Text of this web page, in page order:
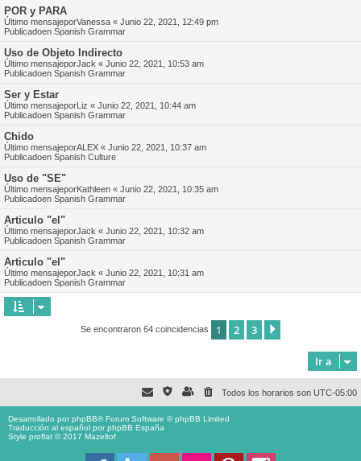
POR y PARA
Último mensajeporVanessa « Junio 22, 2021, 12:49 pm
Publicadoen Spanish Grammar
Uso de Objeto Indirecto
Último mensajeporJack « Junio 22, 2021, 10:53 am
Publicadoen Spanish Grammar
Ser y Estar
Último mensajeporLiz « Junio 22, 2021, 10:44 am
Publicadoen Spanish Grammar
Chido
Último mensajeporALEX « Junio 22, 2021, 10:37 am
Publicadoen Spanish Culture
Uso de "SE"
Último mensajeporKathleen « Junio 22, 2021, 10:35 am
Publicadoen Spanish Grammar
Articulo "el"
Último mensajeporJack « Junio 22, 2021, 10:32 am
Publicadoen Spanish Grammar
Articulo "el"
Último mensajeporJack « Junio 22, 2021, 10:31 am
Publicadoen Spanish Grammar
Se encontraron 64 coincidencias 1 2 3
Ir a
Todos los horarios son UTC-05:00
Desarrollado porphpBB® Forum Software © phpBB Limited
Traducción al español porphpBB España
Style proflat © 2017 Mazeltof